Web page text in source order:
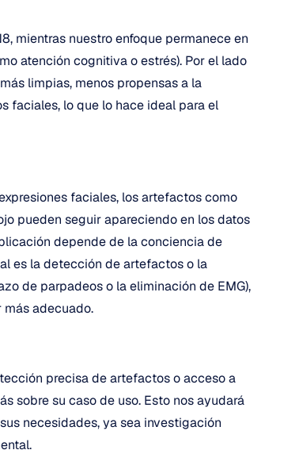
mientras nuestro enfoque permanece en
atención cognitiva o estrés). Por el lado
limpias, menos propensas a la
faciales, lo que lo hace ideal para el
faciales, los artefactos como
pueden seguir apareciendo en los datos
depende de la conciencia de
es la detección de artefactos o la
de parpadeos o la eliminación de EMG),
más adecuado.
precisa de artefactos o acceso a
sobre su caso de uso. Esto nos ayudará
necesidades, ya sea investigación